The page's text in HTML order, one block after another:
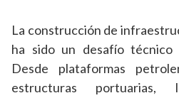
La construcción de
ha sido un desafío técnico
Desde plataformas
estructuras portuarias,